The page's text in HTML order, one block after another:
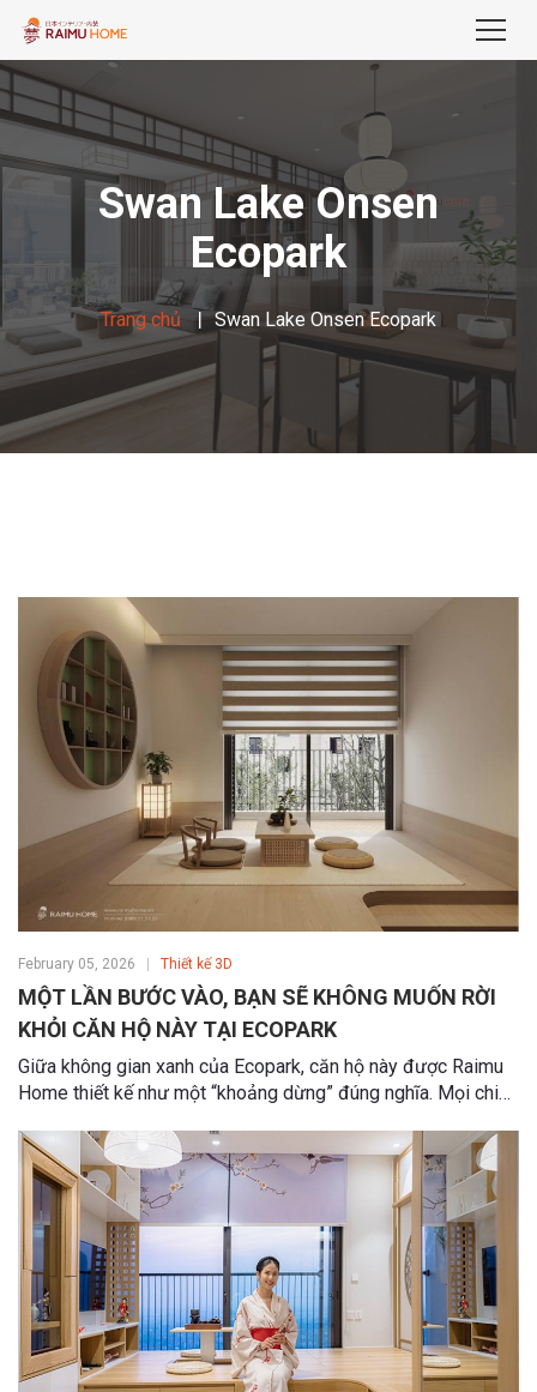
Swan Lake Onsen
Ecopark
Trang chủ Swan Lake Onsen Ecopark
February 05, 2026 Thiết kế 3D
MỘT LẦN BƯỚC VÀO, BẠN SẼ KHÔNG MUỐN RỜI
KHỎI CĂN HỘ NÀY TẠI ECOPARK
Giữa không gian xanh của Ecopark, căn hộ này được Raimu
Home thiết kế như một “khoảng dừng” đúng nghĩa. Mọi chi
mang lại cảm giác sống chậm giữa nhịp sống hiện đại.